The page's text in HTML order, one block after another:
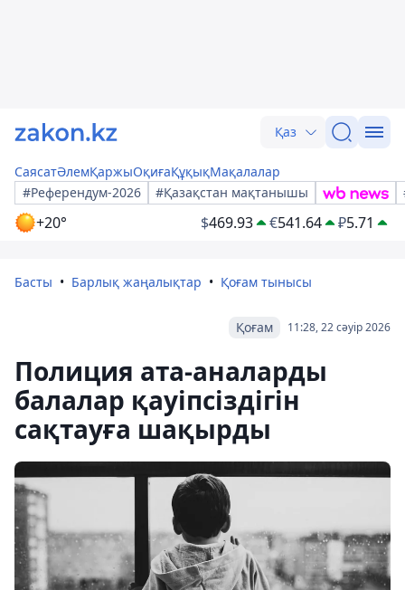
Қаз
СаясатӘлемҚаржыОқиғаҚұқықМақалалар
#Референдум-2026
#Қазақстан мақтанышы
+20° $469.93 €541.64 ₽5.71
Басты Барлық жаңалықтар Қоғам тынысы
11:28, 22 сәуір 2026
Қоғам
Полиция ата-аналарды
балалар қауіпсіздігін
сақтауға шақырды